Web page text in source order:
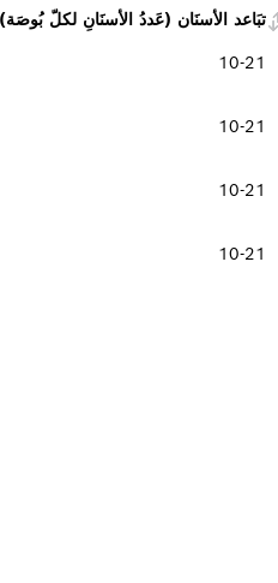
تبَاعد الأسنَان (عَددُ الأسنَانِ لكلّ بُوصَة)
10-21
10-21
10-21
10-21